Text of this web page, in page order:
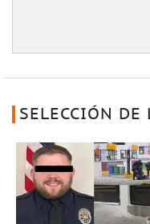
SELECCIÓN DE